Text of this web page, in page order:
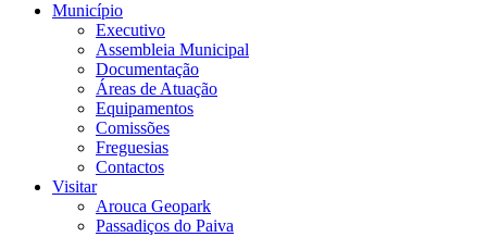
Município
Executivo
Assembleia Municipal
Documentação
Áreas de Atuação
Equipamentos
Comissões
Freguesias
Contactos
Visitar
Arouca Geopark
Passadiços do Paiva